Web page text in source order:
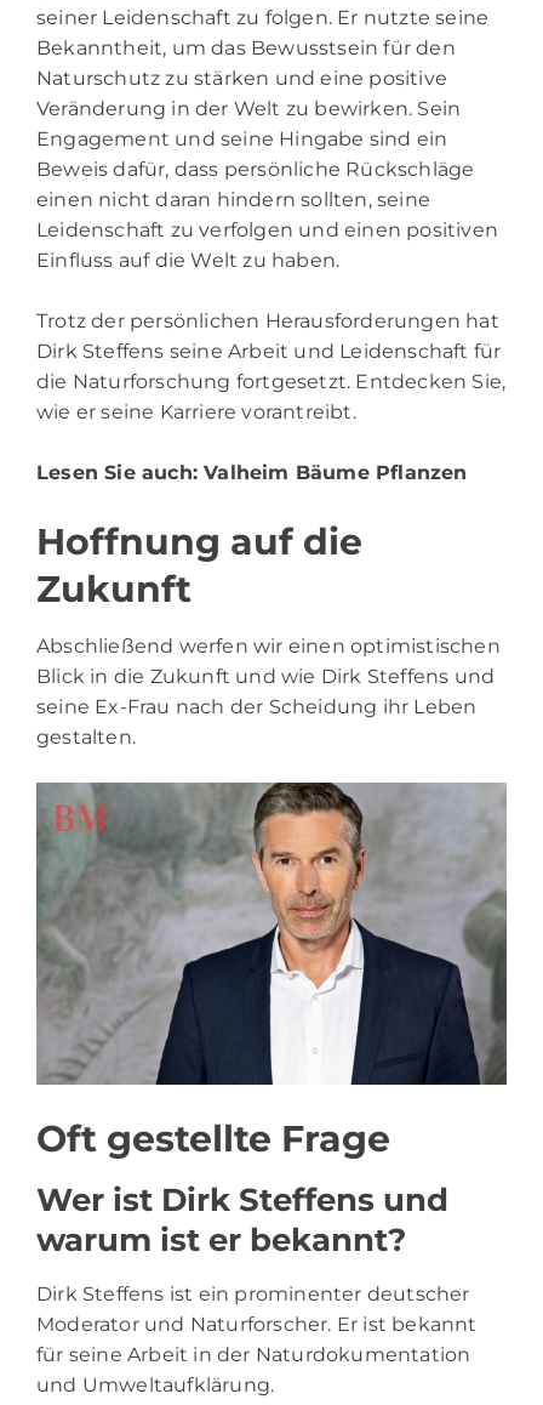
seiner Leidenschaft zu folgen. Er nutzte seine
Bekanntheit, um das Bewusstsein für den
Naturschutz zu stärken und eine positive
Veränderung in der Welt zu bewirken. Sein
Engagement und seine Hingabe sind ein
Beweis dafür, dass persönliche Rückschläge
einen nicht daran hindern sollten, seine
Leidenschaft zu verfolgen und einen positiven
Einfluss auf die Welt zu haben.
Trotz der persönlichen Herausforderungen hat
Dirk Steffens seine Arbeit und Leidenschaft für
die Naturforschung fortgesetzt. Entdecken Sie,
wie er seine Karriere vorantreibt.
Lesen Sie auch:Valheim Bäume Pflanzen
Hoffnung auf die
Zukunft
Abschließend werfen wir einen optimistischen
Blick in die Zukunft und wie Dirk Steffens und
seine Ex-Frau nach der Scheidung ihr Leben
gestalten.
Oft gestellte Frage
Wer ist Dirk Steffens und
warum ist er bekannt?
Dirk Steffens ist ein prominenter deutscher
Moderator und Naturforscher. Er ist bekannt
für seine Arbeit in der Naturdokumentation
und Umweltaufklärung.